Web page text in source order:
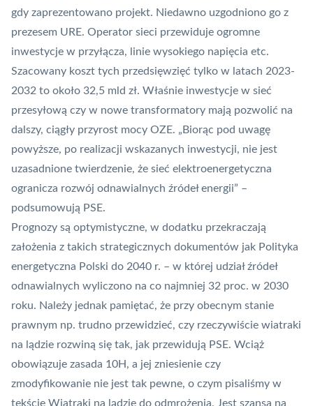
gdy zaprezentowano projekt. Niedawno uzgodniono go z
prezesem URE. Operator sieci przewiduje ogromne
inwestycje w przyłącza, linie wysokiego napięcia etc.
Szacowany koszt tych przedsięwzięć tylko w latach 2023-
2032 to około 32,5 mld zł. Właśnie inwestycje w sieć
przesyłową czy w nowe transformatory mają pozwolić na
dalszy, ciągły przyrost mocy OZE. „Biorąc pod uwagę
powyższe, po realizacji wskazanych inwestycji, nie jest
uzasadnione twierdzenie, że sieć elektroenergetyczna
ogranicza rozwój odnawialnych źródeł energii” –
podsumowują PSE.
Prognozy są optymistyczne, w dodatku przekraczają
założenia z takich strategicznych dokumentów jak Polityka
energetyczna Polski do 2040 r. – w której udział źródeł
odnawialnych wyliczono na co najmniej 32 proc. w 2030
roku. Należy jednak pamiętać, że przy obecnym stanie
prawnym np. trudno przewidzieć, czy rzeczywiście wiatraki
na lądzie rozwiną się tak, jak przewidują PSE. Wciąż
obowiązuje zasada 10H, a jej zniesienie czy
zmodyfikowanie nie jest tak pewne, o czym pisaliśmy w
tekście Wiatraki na lądzie do odmrożenia. Jest szansa na